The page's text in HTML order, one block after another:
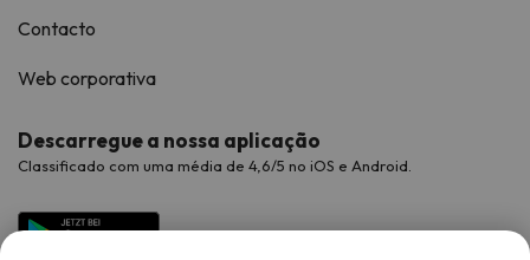
Contacto
Web corporativa
Descarregue a nossa aplicação
Classificado com uma média de 4,6/5 no iOS e Android.